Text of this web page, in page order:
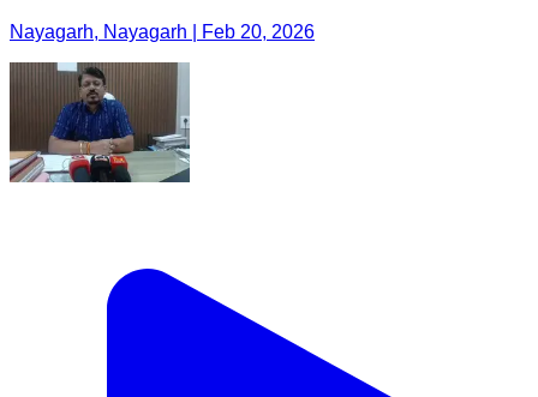
Nayagarh, Nayagarh | Feb 20, 2026